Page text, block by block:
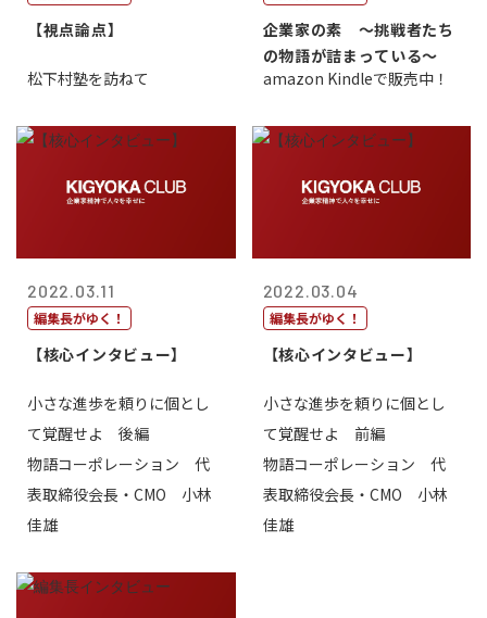
【視点論点】
松下村塾を訪ねて
企業家の素 〜挑戦者たち
の物語が詰まっている〜
amazon Kindleで販売中！
2022.03.11
編集長がゆく！
【核心インタビュー】
小さな進歩を頼りに個とし
て覚醒せよ 後編
物語コーポレーション 代
表取締役会長・CMO 小林
佳雄
2022.03.04
編集長がゆく！
【核心インタビュー】
小さな進歩を頼りに個とし
て覚醒せよ 前編
物語コーポレーション 代
表取締役会長・CMO 小林
佳雄